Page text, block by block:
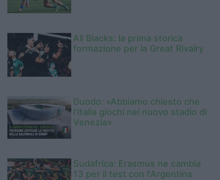
All Blacks: la prima storica
formazione per la Great Rivalry
Duodo: «Abbiamo chiesto che
l’Italia giochi nel nuovo stadio di
Venezia»
Sudafrica: Erasmus ne cambia
13 per il test con l'Argentina